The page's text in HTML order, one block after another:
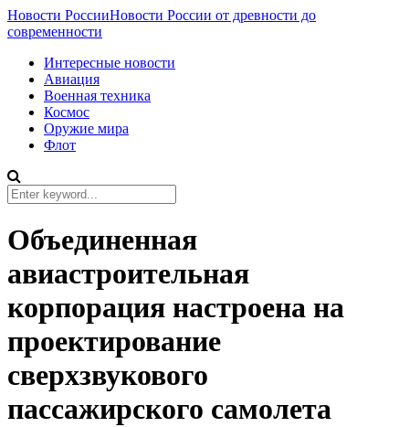
Новости РоссииНовости России от древности до
современности
Интересные новости
Авиация
Военная техника
Космос
Оружие мира
Флот
Объединенная
авиастроительная
корпорация настроена на
проектирование
сверхзвукового
пассажирского самолета